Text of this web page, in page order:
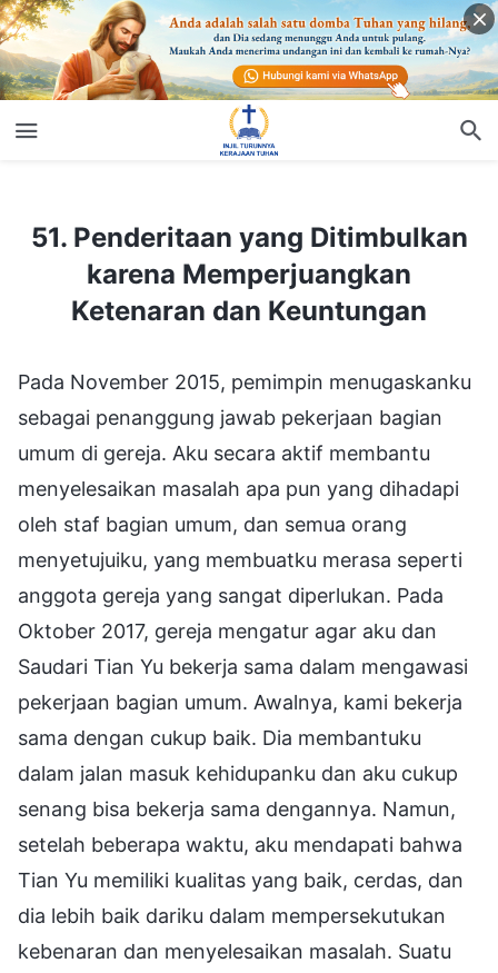
51. Penderitaan yang Ditimbulkan
karena Memperjuangkan
Ketenaran dan Keuntungan
Pada November 2015, pemimpin menugaskanku
sebagai penanggung jawab pekerjaan bagian
umum di gereja. Aku secara aktif membantu
menyelesaikan masalah apa pun yang dihadapi
oleh staf bagian umum, dan semua orang
menyetujuiku, yang membuatku merasa seperti
anggota gereja yang sangat diperlukan. Pada
Oktober 2017, gereja mengatur agar aku dan
Saudari Tian Yu bekerja sama dalam mengawasi
pekerjaan bagian umum. Awalnya, kami bekerja
sama dengan cukup baik. Dia membantuku
dalam jalan masuk kehidupanku dan aku cukup
senang bisa bekerja sama dengannya. Namun,
setelah beberapa waktu, aku mendapati bahwa
Tian Yu memiliki kualitas yang baik, cerdas, dan
dia lebih baik dariku dalam mempersekutukan
kebenaran dan menyelesaikan masalah. Suatu